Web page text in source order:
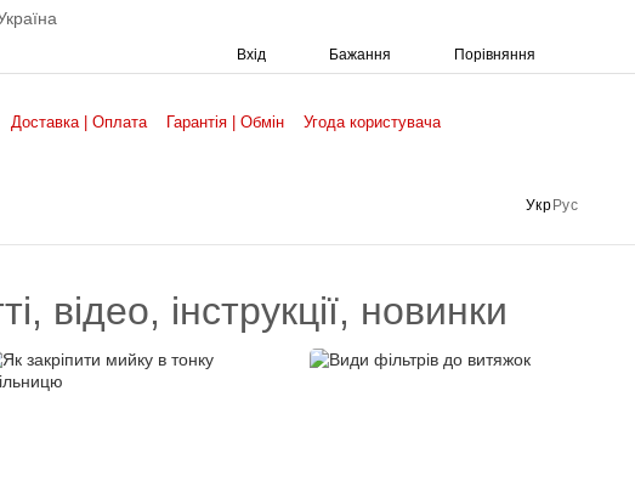
Вхід Бажання Порівняння
Доставка | Оплата Гарантія | Обмін Угода користувача
Укр Рус
відео, інструкції, новинки